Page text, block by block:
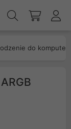
do